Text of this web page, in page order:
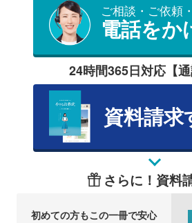
ご相談・ご依頼
電話をか
24時間365日対応【通
資料請求
さらに！資料
初めての方もこの一冊で安心